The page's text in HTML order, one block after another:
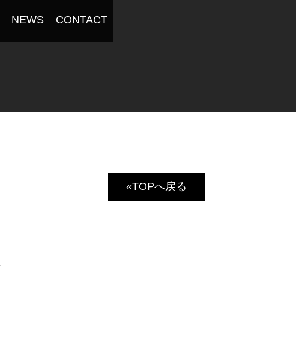
NEWS CONTACT
«TOPへ戻る